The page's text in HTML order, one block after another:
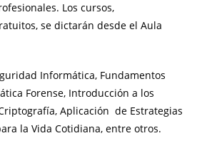
Los cursos,
se dictarán desde el Aula
Informática, Fundamentos
Forense, Introducción a los
Aplicación de Estrategias
la Vida Cotidiana, entre otros.